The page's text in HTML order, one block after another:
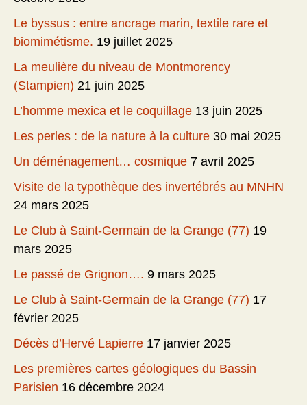
Le byssus : entre ancrage marin, textile rare et
biomimétisme. 19 juillet 2025
La meulière du niveau de Montmorency
(Stampien) 21 juin 2025
L’homme mexica et le coquillage 13 juin 2025
Les perles : de la nature à la culture 30 mai 2025
Un déménagement… cosmique 7 avril 2025
Visite de la typothèque des invertébrés au MNHN
24 mars 2025
Le Club à Saint-Germain de la Grange (77) 19
mars 2025
Le passé de Grignon…. 9 mars 2025
Le Club à Saint-Germain de la Grange (77) 17
février 2025
Décès d’Hervé Lapierre 17 janvier 2025
Les premières cartes géologiques du Bassin
Parisien 16 décembre 2024